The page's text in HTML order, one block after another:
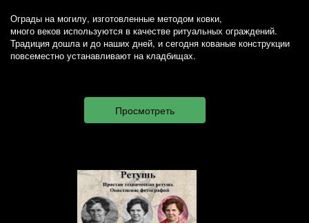
Ограды на могилу, изготовленные методом ковки,
много веков используются в качестве ритуальных ограждений.
Традиция дошла и до наших дней, и сегодня кованые конструкции
повсеместно устанавливают на кладбищах.